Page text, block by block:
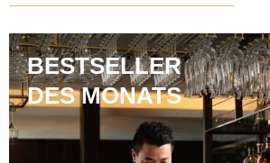
BESTSELLER
DES MONATS